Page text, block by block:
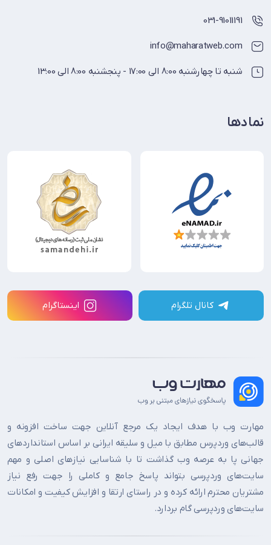
031-91011191
info@maharatweb.com
شنبه تا چهارشنبه 8:00 الی 17:00 - پنجشنبه 8:00 الی 13:00
نمادها
کانال تلگرام اینستاگرام
مهارت وب با هدف ایجاد یک مرجع آنلاین جهت ساخت افزونه و
قالب‌های وردپرس مطابق با میل و سلیقه ایرانی بر اساس استانداردهای
جهانی پا به عرصه وب گذاشت تا با شناسایی نیازهای اصلی و مهم
سایت‌های وردپرسی بتواند پاسخ جامع و کاملی را جهت رفع نیاز
مشتریان محترم ارائه کرده و در راستای ارتقا و افزایش کیفیت و امکانات
سایت‌های وردپرسی گام بردارد.